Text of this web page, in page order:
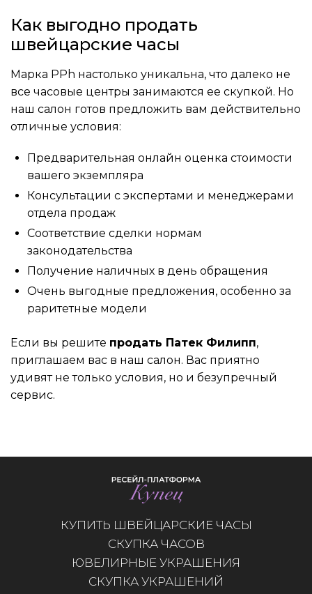
Как выгодно продать
швейцарские часы
Марка PPh настолько уникальна, что далеко не
все часовые центры занимаются ее скупкой. Но
наш салон готов предложить вам действительно
отличные условия:
Предварительная онлайн оценка стоимости
вашего экземпляра
Консультации с экспертами и менеджерами
отдела продаж
Соответствие сделки нормам
законодательства
Получение наличных в день обращения
Очень выгодные предложения, особенно за
раритетные модели
Если вы решите продать Патек Филипп,
приглашаем вас в наш салон. Вас приятно
удивят не только условия, но и безупречный
сервис.
КУПИТЬ ШВЕЙЦАРСКИЕ ЧАСЫ
СКУПКА ЧАСОВ
ЮВЕЛИРНЫЕ УКРАШЕНИЯ
СКУПКА УКРАШЕНИЙ